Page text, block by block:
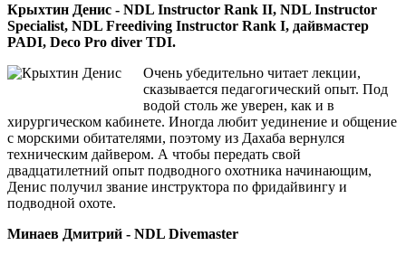
Крыхтин Денис - NDL Instructor Rank II, NDL Instructor
Specialist, NDL Freediving Instructor Rank I, дайвмастер
PADI, Deco Pro diver TDI.
Очень убедительно читает лекции,
сказывается педагогический опыт. Под
водой столь же уверен, как и в
хирургическом кабинете. Иногда любит уединение и общение
с морскими обитателями, поэтому из Дахаба вернулся
техническим дайвером. А чтобы передать свой
двадцатилетний опыт подводного охотника начинающим,
Денис получил звание инструктора по фридайвингу и
подводной охоте.
Минаев Дмитрий - NDL Divemaster